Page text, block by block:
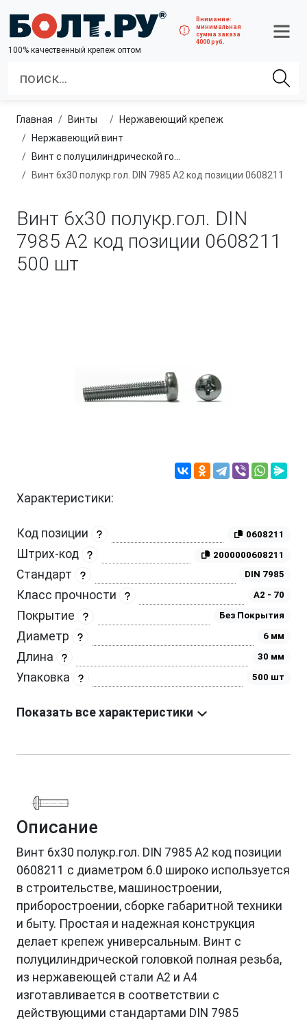
100% качественный крепеж оптом
Внимание:
минимальная
сумма заказа
4000 руб.
Главная винты
нержавеющий крепеж
нержавеющий винт
Винт с полуцилиндрической головкой полная резьба, из нержавеющей стали A2 и A4
Винт 6х30 полукр.гол. DIN 7985 A2 код позиции 0608211
Винт 6х30 полукр.гол. DIN
7985 A2 код позиции 0608211
500 шт
Характеристики:
Код позиции 0608211
Штрих-код 2000000608211
Стандарт DIN 7985
Класс прочности A2 - 70
Покрытие Без Покрытия
Диаметр 6 мм
Длина 30 мм
Упаковка 500 шт
Показать все характеристики
Описание
Винт 6х30 полукр.гол. DIN 7985 A2 код позиции
0608211 с диаметром 6.0 широко используется
в строительстве, машиностроении,
приборостроении, сборке габаритной техники
и быту. Простая и надежная конструкция
делает крепеж универсальным. Винт с
полуцилиндрической головкой полная резьба,
из нержавеющей стали A2 и A4
изготавливается в соответствии с
действующими стандартами DIN 7985